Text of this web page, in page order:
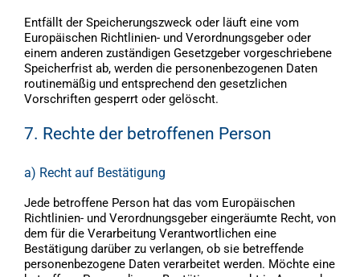
Entfällt der Speicherungszweck oder läuft eine vom
Europäischen Richtlinien- und Verordnungsgeber oder
einem anderen zuständigen Gesetzgeber vorgeschriebene
Speicherfrist ab, werden die personenbezogenen Daten
routinemäßig und entsprechend den gesetzlichen
Vorschriften gesperrt oder gelöscht.
7. Rechte der betroffenen Person
a) Recht auf Bestätigung
Jede betroffene Person hat das vom Europäischen
Richtlinien- und Verordnungsgeber eingeräumte Recht, von
dem für die Verarbeitung Verantwortlichen eine
Bestätigung darüber zu verlangen, ob sie betreffende
personenbezogene Daten verarbeitet werden. Möchte eine